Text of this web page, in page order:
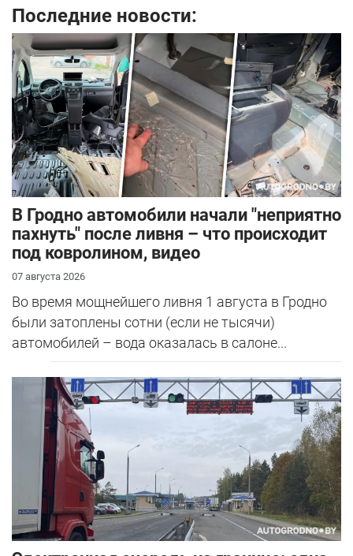
Последние новости:
В Гродно автомобили начали "неприятно
пахнуть" после ливня – что происходит
под ковролином, видео
07 августа 2026
Во время мощнейшего ливня 1 августа в Гродно
были затоплены сотни (если не тысячи)
автомобилей – вода оказалась в салоне...